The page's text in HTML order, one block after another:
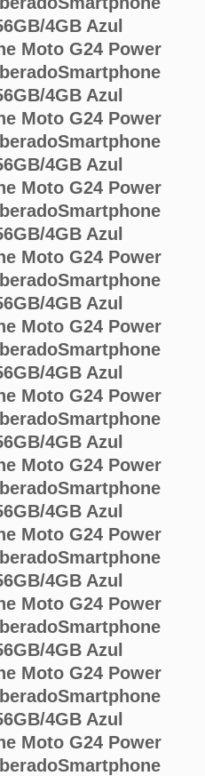
4GB Azul
Moto G24 Power
Smartphone
4GB Azul
Moto G24 Power
Smartphone
4GB Azul
Moto G24 Power
Smartphone
4GB Azul
Moto G24 Power
Smartphone
4GB Azul
Moto G24 Power
Smartphone
4GB Azul
Moto G24 Power
Smartphone
4GB Azul
Moto G24 Power
Smartphone
4GB Azul
Moto G24 Power
Smartphone
4GB Azul
Moto G24 Power
Smartphone
4GB Azul
Moto G24 Power
Smartphone
4GB Azul
Moto G24 Power
Smartphone